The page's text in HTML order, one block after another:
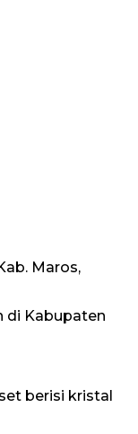
Maros,
di Kabupaten
berisi kristal